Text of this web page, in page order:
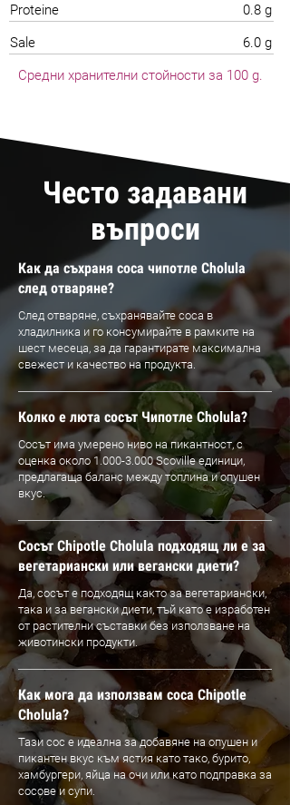
Proteine
0.8 g
Sale
6.0 g
Средни хранителни стойности за 100 g.
Често задавани
въпроси
Как да съхраня соса чипотле Cholula
след отваряне?
След отваряне, съхранявайте соса в
хладилника и го консумирайте в рамките на
шест месеца, за да гарантирате максимална
свежест и качество на продукта.
Колко е люта сосът Чипотле Cholula?
Сосът има умерено ниво на пикантност, с
оценка около1.000-3.000Scoville единици,
предлагаща баланс между топлина и опушен
вкус.
Сосът Chipotle Cholula подходящ ли е за
вегетариански или вегански диети?
Да, сосът е подходящ както за вегетариански,
така и за вегански диети, тъй като е изработен
от растителни съставки без използване на
животински продукти.
Как мога да използвам соса Chipotle
Cholula?
Тази сос е идеална за добавяне на опушен и
пикантен вкус към ястия като тако, бурито,
хамбургери, яйца на очи или като подправка за
сосове и супи.